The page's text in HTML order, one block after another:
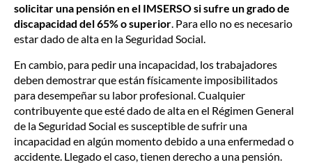
solicitar una pensión en el IMSERSO si sufre un grado de
discapacidad del 65% o superior. Para ello no es necesario
estar dado de alta en la Seguridad Social.
En cambio, para pedir una incapacidad, los trabajadores
deben demostrar que están físicamente imposibilitados
para desempeñar su labor profesional. Cualquier
contribuyente que esté dado de alta en el Régimen General
de la Seguridad Social es susceptible de sufrir una
incapacidad en algún momento debido a una enfermedad o
accidente. Llegado el caso, tienen derecho a una pensión.